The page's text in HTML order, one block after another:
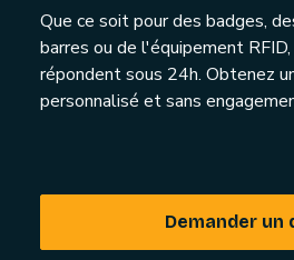
Que ce soit pour des badges,
barres ou de l'équipement
répondent sous 24h. Obtenez
personnalisé et sans
Demander un